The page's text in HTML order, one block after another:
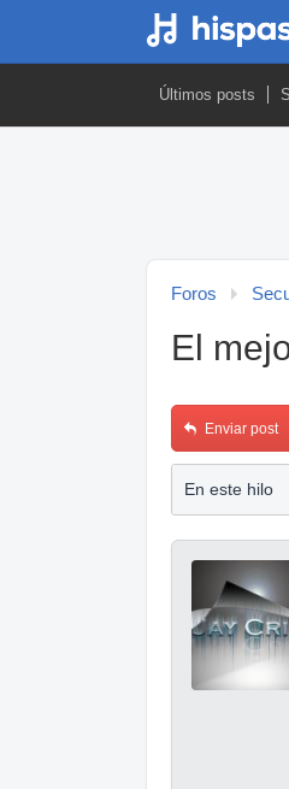
Últimos posts
Foros
El
Enviar post